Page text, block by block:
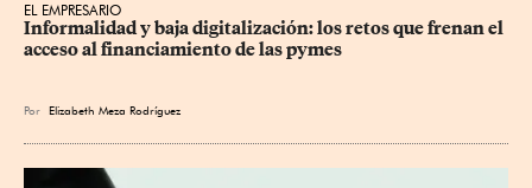
EL EMPRESARIO
Informalidad y baja digitalización: los retos que frenan el
acceso al financiamiento de las pymes
Por Elizabeth Meza Rodríguez